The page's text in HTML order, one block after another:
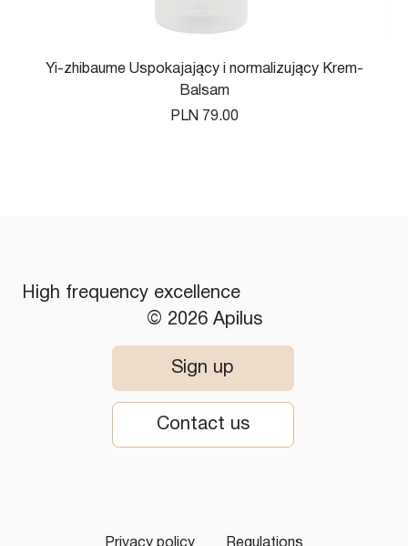
Yi-zhibaume Uspokajający i normalizujący Krem-
Balsam
Price
PLN 79.00
High frequency excellence
© 2026 Apilus
Privacy policy Regulations
Sign up
Contact us